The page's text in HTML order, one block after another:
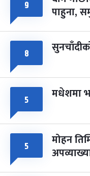
८
चैत्र ८, २०८३-Mar
९ पाहुना,
८
५ मधेशमा
५ मोहन